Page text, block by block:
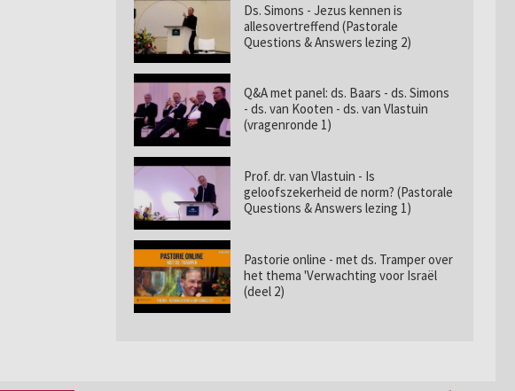
Ds. Simons - Jezus kennen is
allesovertreffend (Pastorale
Questions & Answers lezing 2)
Q&A met panel: ds. Baars - ds. Simons
- ds. van Kooten - ds. van Vlastuin
(vragenronde 1)
Prof. dr. van Vlastuin - Is
geloofszekerheid de norm? (Pastorale
Questions & Answers lezing 1)
Pastorie online - met ds. Tramper over
het thema 'Verwachting voor Israël
(deel 2)